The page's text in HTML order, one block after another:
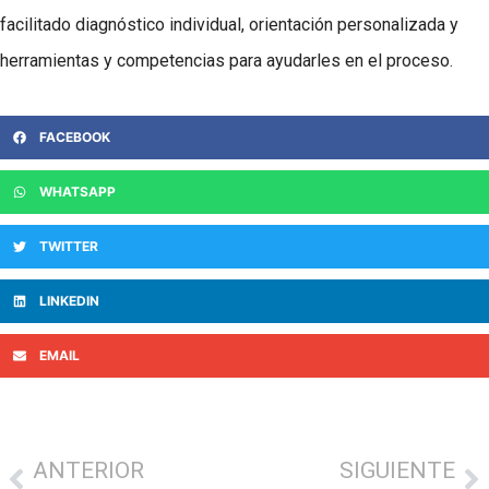
facilitado diagnóstico individual, orientación personalizada y
herramientas y competencias para ayudarles en el proceso.
FACEBOOK
WHATSAPP
TWITTER
LINKEDIN
EMAIL
ANTERIOR SIGUIENTE